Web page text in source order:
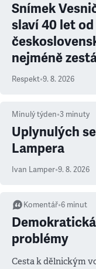
Snímek
slaví 40 let
nejméně
Respekt•9. 8. 2026
Minulý týden•3 minuty
Uplynulých
Lampera
Ivan Lamper•9. 8. 2026
Komentář•6 minut
problémy
Cesta k dělnickým